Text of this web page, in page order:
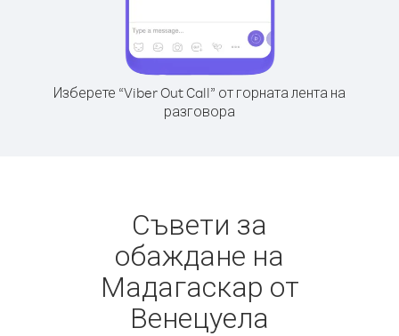
Изберете “Viber Out Call” от горната лента на
разговора
Съвети за
обаждане на
Мадагаскар от
Венецуела